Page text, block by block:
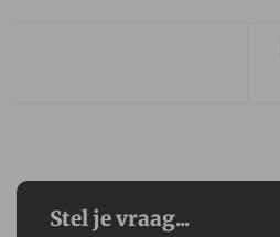
Stel je vraag...